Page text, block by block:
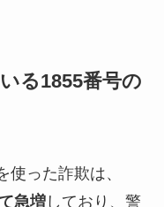
る1855番号の
使った詐欺は、
急増しており、警